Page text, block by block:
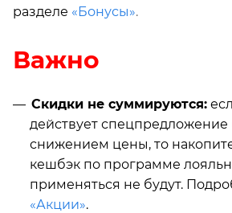
разделе «Бонусы».
Важно
Скидки не суммируются:
действует спецпредложение
снижением цены, то
кешбэк по программе
применяться не будут.
«Акции».